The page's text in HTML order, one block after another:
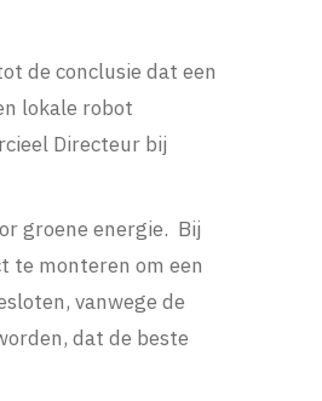
de conclusie dat een
lokale robot
Directeur bij
groene energie. Bij
te monteren om een
vanwege de
dat de beste